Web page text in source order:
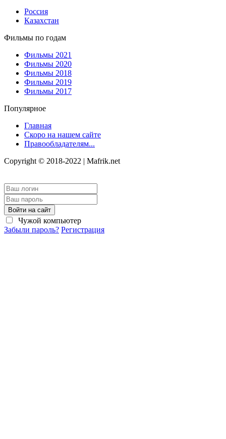
Россия
Казахстан
Фильмы по годам
Фильмы 2021
Фильмы 2020
Фильмы 2018
Фильмы 2019
Фильмы 2017
Популярное
Главная
Скоро на нашем сайте
Правообладателям...
Copyright © 2018-2022 | Mafrik.net
Войти на сайт
Чужой компьютер
Забыли пароль? Регистрация